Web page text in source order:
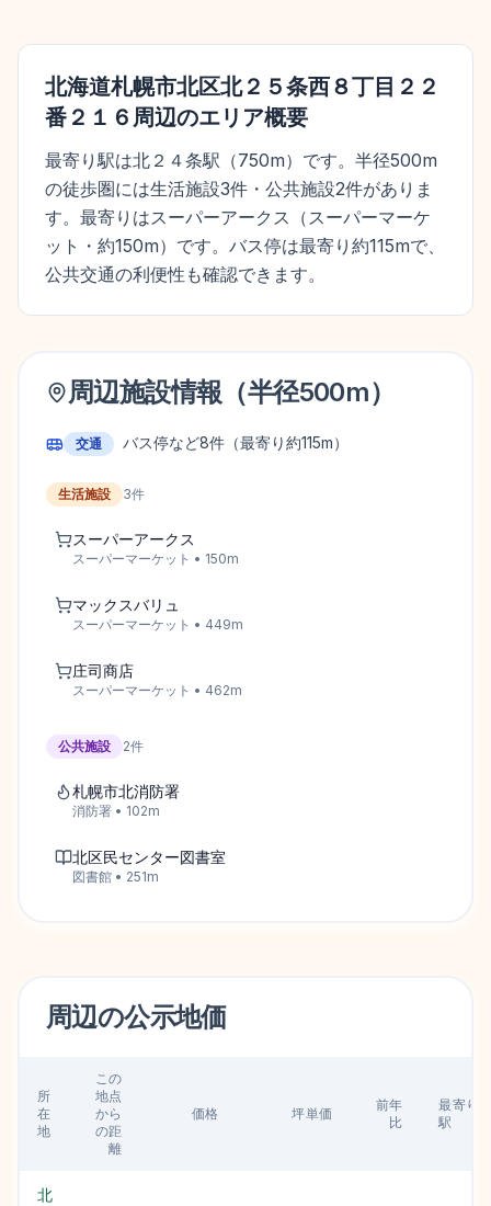
北海道札幌市北区北２５条西８丁目２２
番２１６ 周辺のエリア概要
最寄り駅は北２４条駅（750m）です。半径500m
の徒歩圏には生活施設3件・公共施設2件がありま
す。最寄りはスーパーアークス（スーパーマーケ
ット・約150m）です。バス停は最寄り約115mで、
公共交通の利便性も確認できます。
周辺施設情報（半径500m）
交通 バス停など8件 （最寄り約115m）
生活施設 3件
スーパーアークス
スーパーマーケット • 150m
マックスバリュ
スーパーマーケット • 449m
庄司商店
スーパーマーケット • 462m
公共施設 2件
札幌市北消防署
消防署 • 102m
北区民センター図書室
図書館 • 251m
周辺の公示地価
所
在
地
この
地点
から
の距
離
価格 坪単価
前年
比
最寄り
駅
北